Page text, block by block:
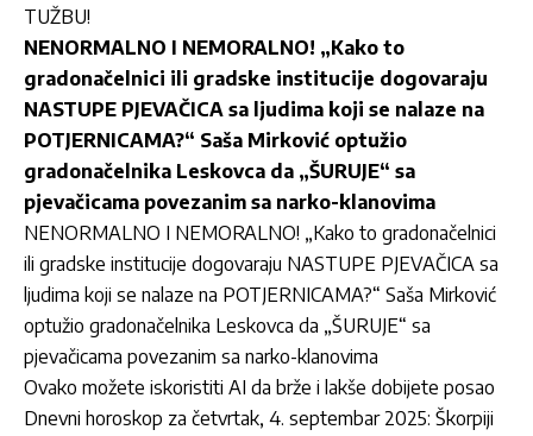
TUŽBU!
NENORMALNO I NEMORALNO! „Kako to
gradonačelnici ili gradske institucije dogovaraju
NASTUPE PJEVAČICA sa ljudima koji se nalaze na
POTJERNICAMA?“ Saša Mirković optužio
gradonačelnika Leskovca da „ŠURUJE“ sa
pjevačicama povezanim sa narko-klanovima
NENORMALNO I NEMORALNO! „Kako to gradonačelnici
ili gradske institucije dogovaraju NASTUPE PJEVAČICA sa
ljudima koji se nalaze na POTJERNICAMA?“ Saša Mirković
optužio gradonačelnika Leskovca da „ŠURUJE“ sa
pjevačicama povezanim sa narko-klanovima
Ovako možete iskoristiti AI da brže i lakše dobijete posao
Dnevni horoskop za četvrtak, 4. septembar 2025: Škorpiji